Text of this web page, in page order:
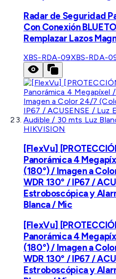
Radar de Seguridad
Con Conexión
Remplazar Lazos
XBS-RDA-09XBS-RDA-
HIKVISION
[FlexVu]
Panorámica 4
(180°) / Imagen a
WDR 130° / IP67 /
Estroboscópica y
Blanca / Mic
[FlexVu]
Panorámica 4
(180°) / Imagen a
WDR 130° / IP67 /
Estroboscópica y